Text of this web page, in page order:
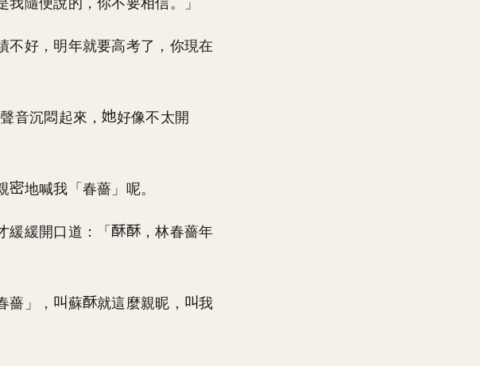
我隨便說的，你不要相信。」
不好，明年就要高考了，你現在
音沉悶起來，
好像不太開
地喊我「春薔」呢。
緩緩開口道：「
，林春薔年
薔」， 蘇 就這麼親昵，
我